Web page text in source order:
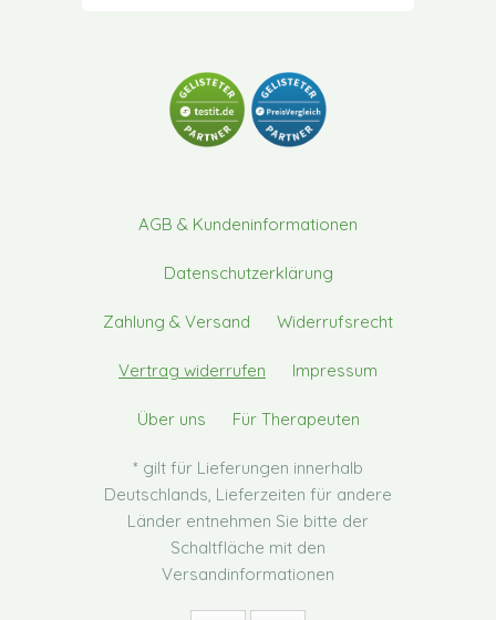
AGB & Kundeninformationen
Datenschutzerklärung
Zahlung & Versand Widerrufsrecht
Vertrag widerrufen Impressum
Über uns Für Therapeuten
* gilt für Lieferungen innerhalb
Deutschlands, Lieferzeiten für andere
Länder entnehmen Sie bitte der
Schaltfläche mit den
Versandinformationen